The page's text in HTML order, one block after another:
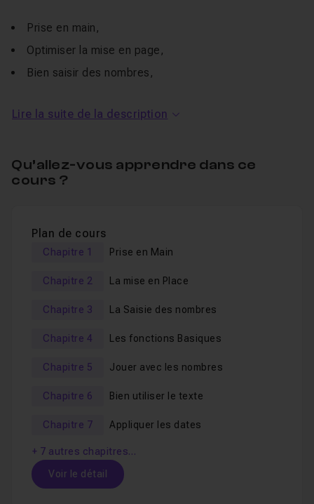
Prise en main,
Optimiser la mise en page,
Bien saisir des nombres,
Jouer avec les nombres,
Appliquer des dates,
Formules de calculs,
Recherches et Matrices,
Les graphiques,
Les tableaux croisés dynamiques.
Après avec vu cette formation, vous aurez
peur alors que c'est LA SOLUTION pour une meilleure
analyse des données et nous allons voir comment faire,
étape par étape.
Dans le monde d'Excel, il y a les tableaux croisés
dynamiques et puis il y a tout le reste. Vous pouvez faire
Lire la suite de la description
Qu’allez-vous apprendre dans ce
cours ?
Plan de cours
Chapitre 1 Prise en Main
Chapitre 2 La mise en Place
Chapitre 3 La Saisie des nombres
Chapitre 4 Les fonctions Basiques
Chapitre 5 Jouer avec les nombres
Chapitre 6 Bien utiliser le texte
Chapitre 7 Appliquer les dates
+ 7 autres chapitres…
Voir le détail